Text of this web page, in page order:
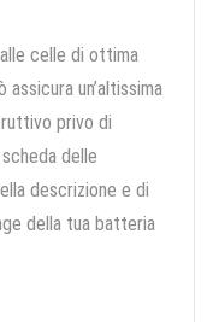
celle di ottima
un’altissima
privo di
delle
descrizione e di
della tua batteria